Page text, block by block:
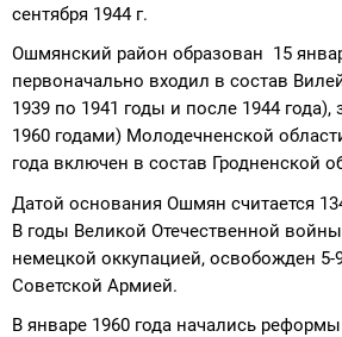
сентября 1944 г.
Ошмянский район образован 15
первоначально входил в состав
1939 по 1941 годы и после 1944 года),
1960 годами) Молодечненской
года включен в состав Гродненской
Датой основания Ошмян считается
В годы Великой Отечественной
немецкой оккупацией, освобожден 5-
Советской Армией.
В январе 1960 года начались